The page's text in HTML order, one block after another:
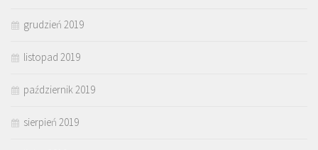
grudzień 2019
listopad 2019
październik 2019
sierpień 2019